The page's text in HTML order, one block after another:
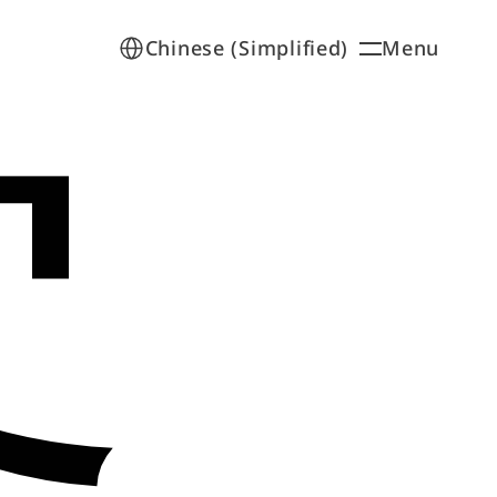
Select Language
Chinese (Simplified)
Menu